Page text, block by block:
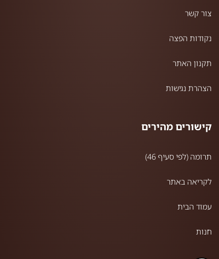
צור קשר
נקודות הפצה
תקנון האתר
הצהרת נגישות
קישורים מהירים
תרומה (לפי סעיף 46)
לקריאה באתר
עמוד הבית
חנות